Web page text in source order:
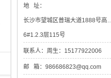
地 址：
长沙市望城区普瑞大道1888号高
6#1.2.3层115号
联系人：周生：15177922006
邮 箱：986686823@qq.com